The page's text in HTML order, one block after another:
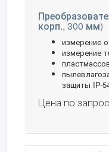
корп., 300 мм)
измерение
измерение
защиты IP-
Цена по